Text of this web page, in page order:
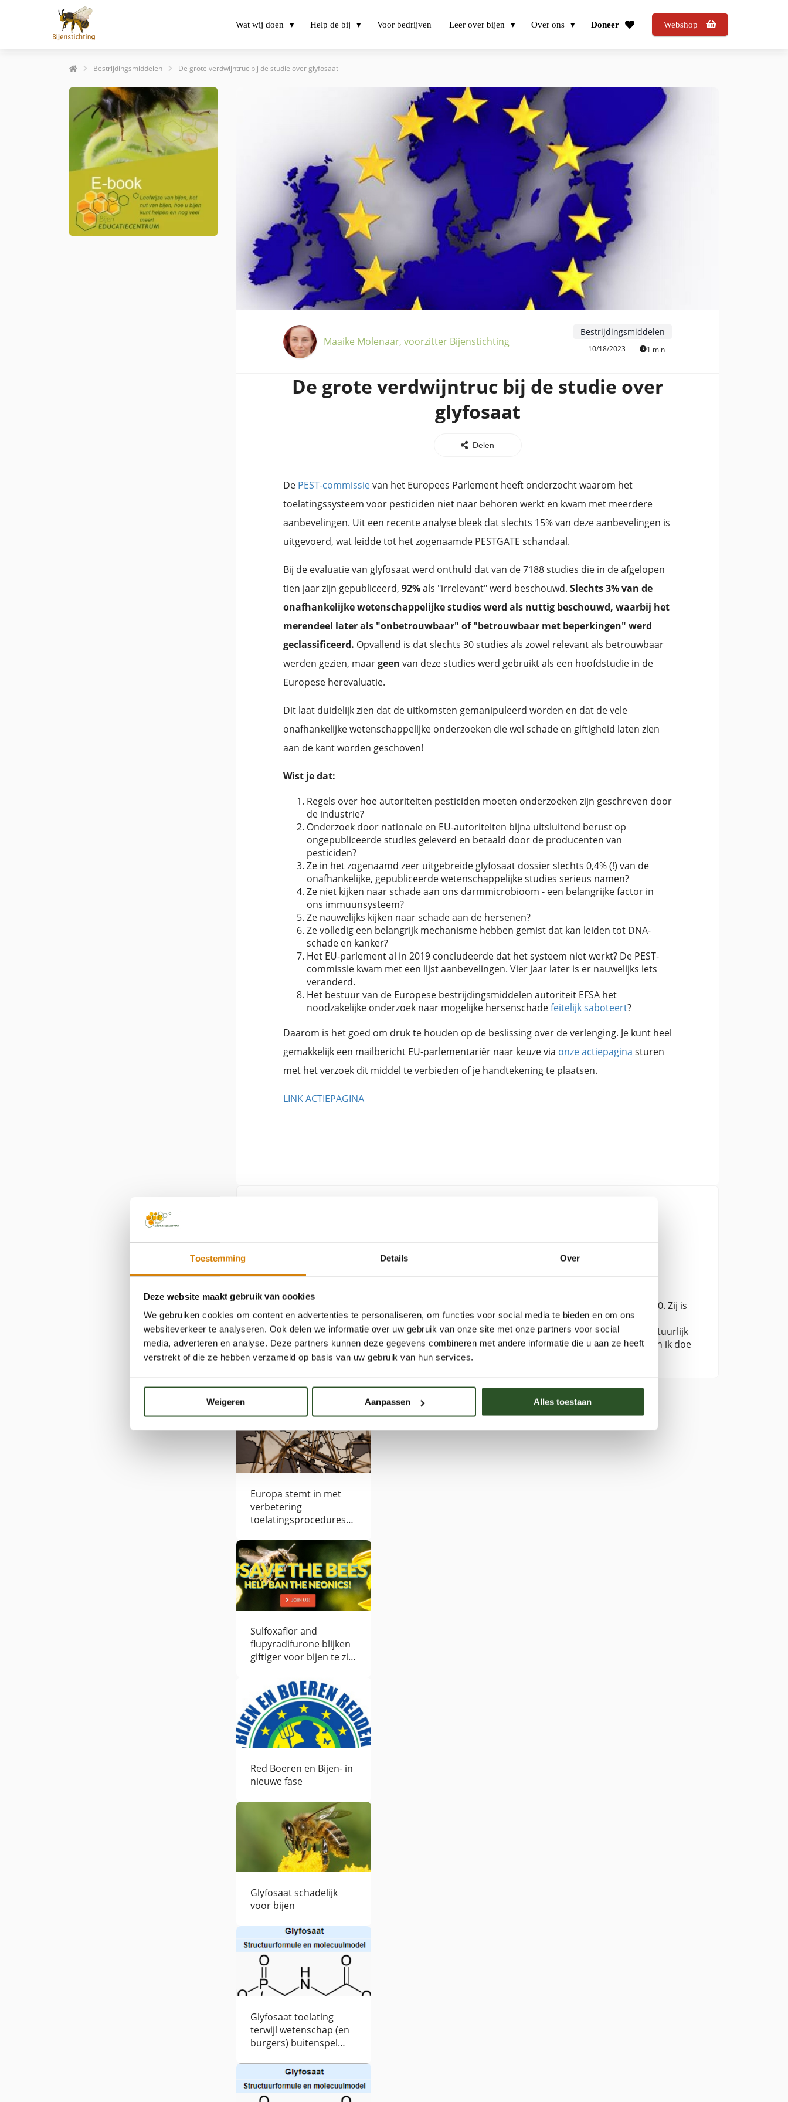
Toestemming Details Over
Deze website maakt gebruik van cookies
We gebruiken cookies om content en advertenties te personaliseren, om functies voor social media te bieden en om ons
websiteverkeer te analyseren. Ook delen we informatie over uw gebruik van onze site met onze partners voor social
media, adverteren en analyse. Deze partners kunnen deze gegevens combineren met andere informatie die u aan ze heeft
verstrekt of die ze hebben verzameld op basis van uw gebruik van hun services.
Weigeren Aanpassen Alles toestaan
Wat wij doen Help de bij Voor bedrijven Leer over bijen Over ons Doneer Webshop
Bestrijdingsmiddelen De grote verdwijntruc bij de studie over glyfosaat
Maaike Molenaar, voorzitter Bijenstichting
Bestrijdingsmiddelen
10/18/2023 1 min
De grote verdwijntruc bij de studie over
glyfosaat
Delen
De PEST-commissievan het Europees Parlement heeft onderzocht waarom het
toelatingssysteem voor pesticiden niet naar behoren werkt en kwam met meerdere
aanbevelingen. Uit een recente analyse bleek dat slechts 15% van deze aanbevelingen is
uitgevoerd, wat leidde tot het zogenaamde PESTGATE schandaal.
Bij de evaluatie van glyfosaatwerd onthuld dat van de 7188 studies die in de afgelopen
tien jaar zijn gepubliceerd, 92%als "irrelevant" werd beschouwd. Slechts 3% van de
onafhankelijke wetenschappelijke studies werd als nuttig beschouwd, waarbij het
merendeel later als "onbetrouwbaar" of "betrouwbaar met beperkingen" werd
geclassificeerd. Opvallend is dat slechts 30 studies als zowel relevant als betrouwbaar
werden gezien, maargeen van deze studies werd gebruikt als een hoofdstudie in de
Europese herevaluatie.
Dit laat duidelijk zien dat de uitkomsten gemanipuleerd worden en dat de vele
onafhankelijke wetenschappelijke onderzoeken die wel schade en giftigheid laten zien
aan de kant worden geschoven!
Wist je dat:
Regels over hoe autoriteiten pesticiden moeten onderzoeken zijn geschreven door
de industrie?
Onderzoek door nationale en EU-autoriteiten bijna uitsluitend berust op
ongepubliceerde studies geleverd en betaald door de producenten van
pesticiden?
Ze in het zogenaamd zeer uitgebreide glyfosaat dossier slechts 0,4% (!) van de
onafhankelijke, gepubliceerde wetenschappelijke studies serieus namen?
Ze niet kijken naar schade aan ons darmmicrobioom - een belangrijke factor in
ons immuunsysteem?
Ze nauwelijks kijken naar schade aan de hersenen?
Ze volledig een belangrijk mechanisme hebben gemist dat kan leiden tot DNA-
schade en kanker?
Het EU-parlement al in 2019 concludeerde dat het systeem niet werkt? De PEST-
commissie kwam met een lijst aanbevelingen. Vier jaar later is er nauwelijks iets
veranderd.
Het bestuur van de Europese bestrijdingsmiddelen autoriteit EFSA het
noodzakelijke onderzoek naar mogelijke hersenschadefeitelijk saboteert?
Daarom is het goed om druk te houden op de beslissing over de verlenging. Je kunt heel
gemakkelijk een mailbericht EU-parlementariër naar keuze via onze actiepagina sturen
met het verzoek dit middel te verbieden of je handtekening te plaatsen.
LINK ACTIEPAGINA
Maaike Molenaar, voorzitter Bijenstichting
59 artikelenBekijk profiel
Vrijwilliger van de Bijenstichting sinds de oprichting in 2010 en voorzitter sinds januari 2020. Zij is
de dochter van Jaap Molenaar en heeft daardoor veel meegekregen over de bijen en de
bijensterfte. Maaike is militair verpleegkundige en houdt zich in haar vrije tijd bezig met natuurlijk
en duurzaam eten. ‘Het is ook aan de nieuwe generatie om op te komen voor de natuur, en ik doe
dat van harte voor de bijen!’.
Bekijk ook
Europa stemt in met
verbetering
toelatingsprocedures
Sulfoxaflor and
flupyradifurone blijken
giftiger voor bijen te zijn
Red Boeren en Bijen- in
nieuwe fase
Glyfosaat schadelijk
voor bijen
Glyfosaat toelating
terwijl wetenschap (en
burgers) buitenspel